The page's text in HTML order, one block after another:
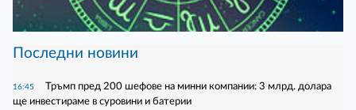
Последни новини
16:45
Тръмп пред 200 шефове на минни компании: 3 млрд. долара
ще инвестираме в суровини и батерии